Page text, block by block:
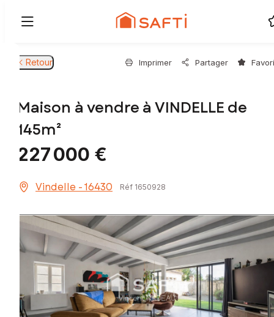
Retour Imprimer Partager
Maison à vendre à VINDELLE de
145m²
227 000 €
Vindelle - 16430 Réf 1650928